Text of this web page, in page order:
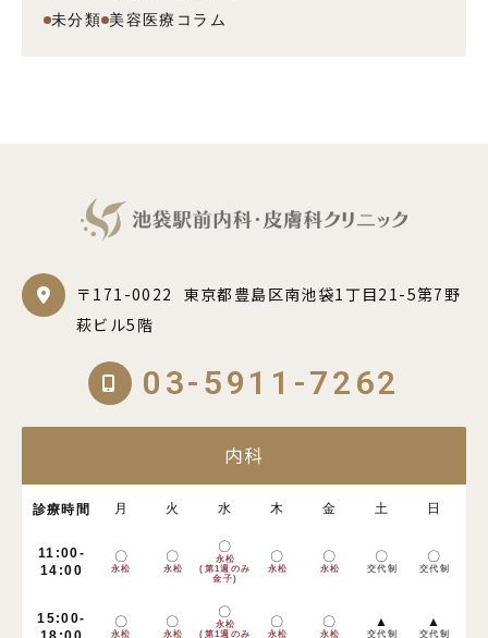
未分類 美容医療コラム
〒171-0022
東京都豊島区南池袋1丁目21-5第7野
萩ビル5階
03-5911-7262
内科
診療時間 月 火 水 木 金 土 日
11:00-
14:00
〇
永松
〇
永松
〇
永松
(第1週のみ
金子)
〇
永松
〇
永松
〇
交代制
〇
交代制
15:00-
〇
永松
〇
永松
〇
永松
(第1週のみ
〇
永松
〇
永松
▲
交代制
▲
交代制